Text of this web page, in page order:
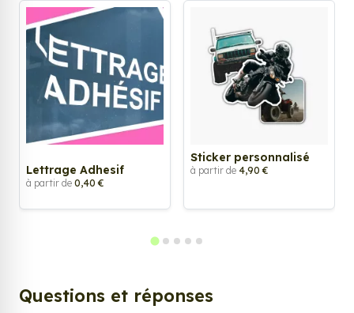
Lettrage Adhesif
à partir de 0,40 €
Sticker personnalisé
à partir de 4,90 €
Questions et réponses